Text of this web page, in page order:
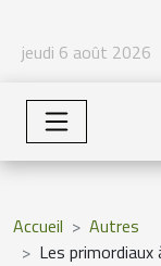
jeudi 6 août 2026
Accueil
Autres
Les